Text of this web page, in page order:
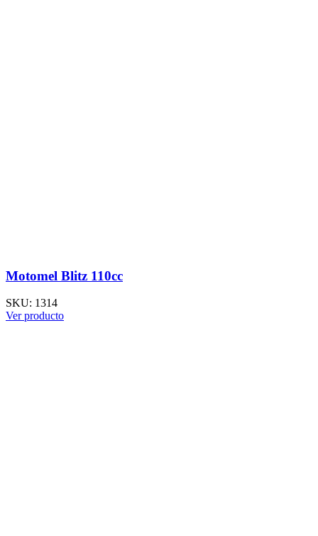
Motomel Blitz 110cc
SKU: 1314
Ver producto